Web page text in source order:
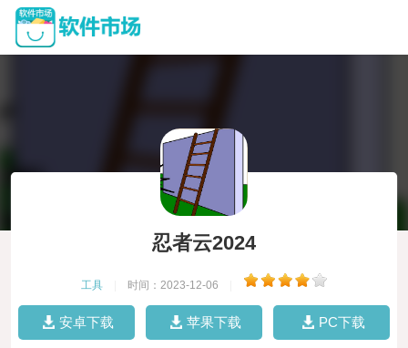
忍者云2024
工具 时间：2023-12-06
安卓下载 苹果下载 PC下载